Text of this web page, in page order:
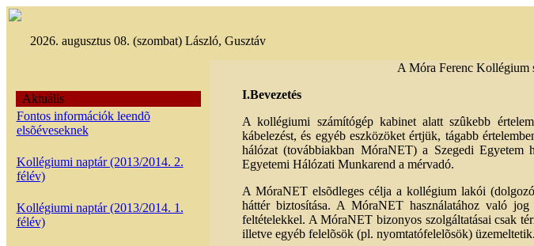
2026. augusztus 08. (szombat) László, Gusztáv
Aktuális
Fontos információk leendõ
elsõéveseknek
Kollégiumi naptár (2013/2014. 2.
félév)
Kollégiumi naptár (2013/2014. 1.
félév)
A Móra Ferenc Kollégium
I.Bevezetés
A kollégiumi számítógép kabinet alatt szûkebb
kábelezést, és egyéb eszközöket értjük, tágabb
hálózat (továbbiakban MóraNET) a Szegedi Egyetem
Egyetemi Hálózati Munkarend a mérvadó.
A MóraNET elsõdleges célja a kollégium lakói
háttér biztosítása. A MóraNET használatához való
feltételekkel. A MóraNET bizonyos szolgáltatásai csak
illetve egyéb felelõsök (pl. nyomtatófelelõsök) üzemeltetik.